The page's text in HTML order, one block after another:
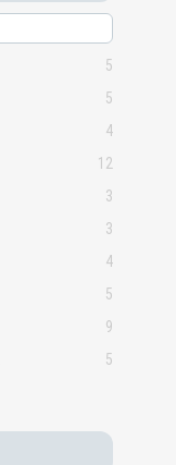
5
5
4
12
3
3
4
5
9
5